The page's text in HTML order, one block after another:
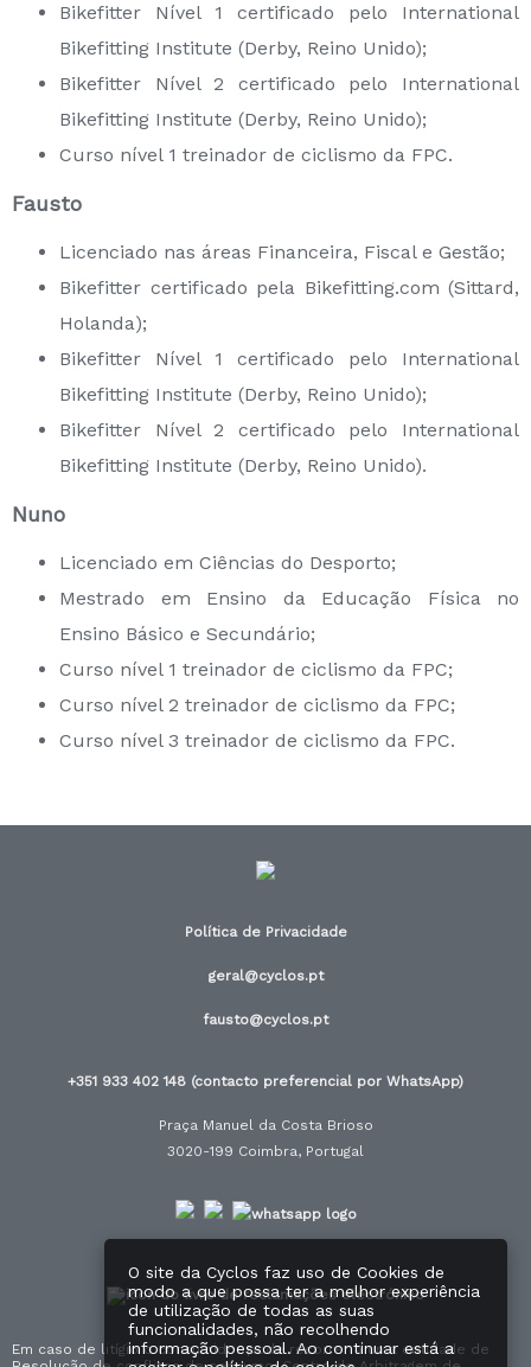
O site da Cyclos faz uso de Cookies de
modo a que possa ter a melhor experiência
de utilização de todas as suas
funcionalidades, não recolhendo
informação pessoal. Ao continuar está a
Bikefitter Nível 1 certificado pelo International
Bikefitting Institute (Derby, Reino Unido);
Bikefitter Nível 2 certificado pelo International
Bikefitting Institute (Derby, Reino Unido);
Curso nível 1 treinador de ciclismo da FPC.
Fausto
Licenciado nas áreas Financeira, Fiscal e Gestão;
Bikefitter certificado pela Bikefitting.com (Sittard,
Holanda);
Bikefitter Nível 1 certificado pelo International
Bikefitting Institute (Derby, Reino Unido);
Bikefitter Nível 2 certificado pelo International
Bikefitting Institute (Derby, Reino Unido).
Nuno
Licenciado em Ciências do Desporto;
Mestrado em Ensino da Educação Física no
Ensino Básico e Secundário;
Curso nível 1 treinador de ciclismo da FPC;
Curso nível 2 treinador de ciclismo da FPC;
Curso nível 3 treinador de ciclismo da FPC.
Política de Privacidade
geral@cyclos.pt
fausto@cyclos.pt
+351 933 402 148 (contacto preferencial por WhatsApp)
Praça Manuel da Costa Brioso
3020-199 Coimbra, Portugal
Em caso de litígio o consumidor pode recorrer a uma entidade de